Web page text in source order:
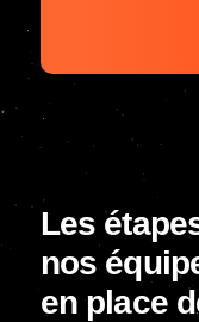
Les
nos
en place